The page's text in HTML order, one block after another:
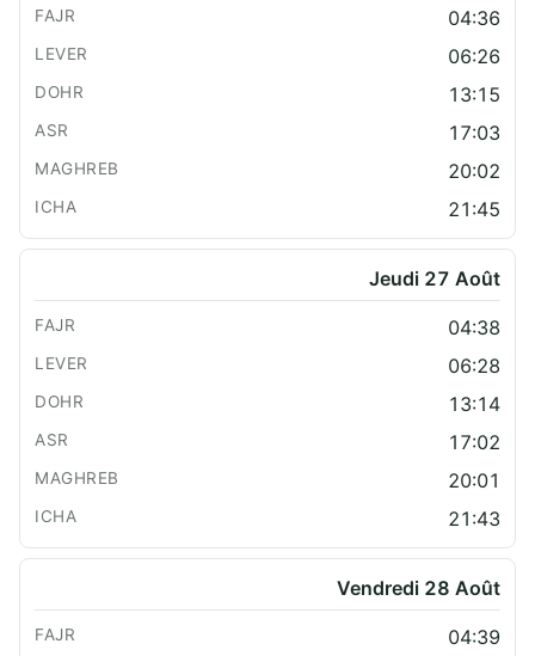
04:36
06:26
13:15
17:03
20:02
21:45
Jeudi 27 Août
04:38
06:28
13:14
17:02
20:01
21:43
Vendredi 28 Août
04:39